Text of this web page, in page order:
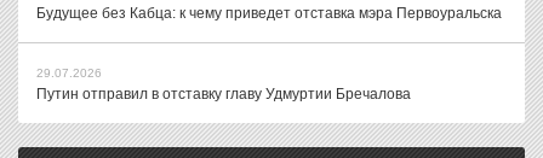
Будущее без Кабца: к чему приведет отставка мэра Первоуральска
29.07.2026
Путин отправил в отставку главу Удмуртии Бречалова